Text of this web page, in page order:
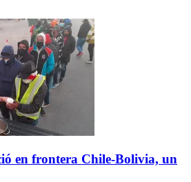
en frontera Chile-Bolivia, un